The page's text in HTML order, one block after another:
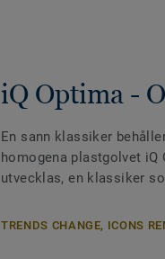
iQ Optima -
En sann klassiker
homogena plastgolvet
utvecklas, en klassiker
TRENDS CHANGE, ICONS